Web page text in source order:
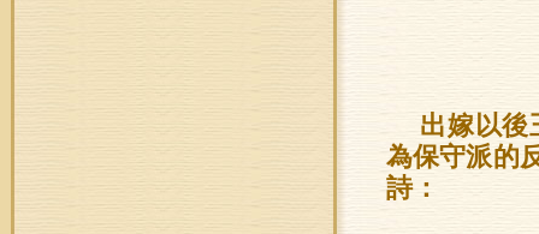
出嫁以後
為保守派的
詩：